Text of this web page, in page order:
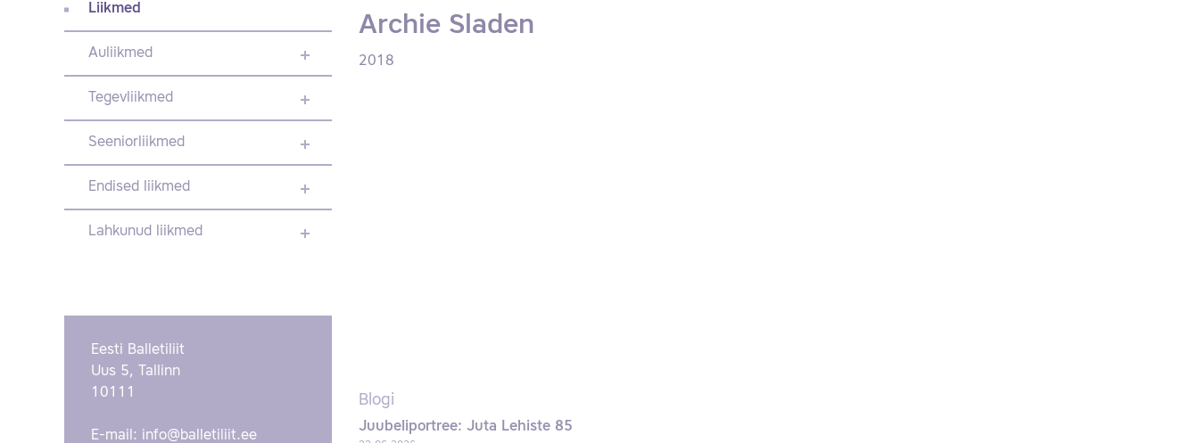
Liikmed
Auliikmed
Tegevliikmed
Seeniorliikmed
Endised liikmed
Lahkunud liikmed
Archie Sladen
2018
Eesti Balletiliit
Uus 5, Tallinn
10111
E-mail: info@balletiliit.ee
Blogi
Juubeliportree: Juta Lehiste 85